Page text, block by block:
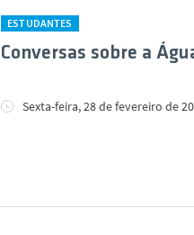
ESTUDANTES
Conversas sobre a
Sexta-feira, 28 de fevereiro de